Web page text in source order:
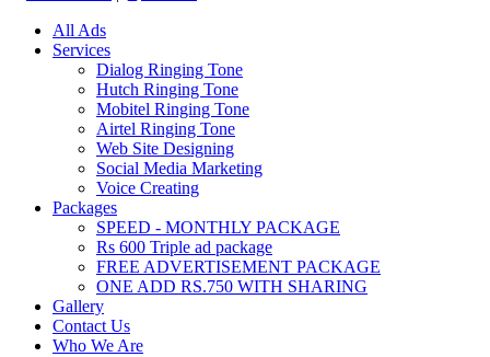
All Ads
Services
Dialog Ringing Tone
Hutch Ringing Tone
Mobitel Ringing Tone
Airtel Ringing Tone
Web Site Designing
Social Media Marketing
Voice Creating
Packages
SPEED - MONTHLY PACKAGE
Rs 600 Triple ad package
FREE ADVERTISEMENT PACKAGE
ONE ADD RS.750 WITH SHARING
Gallery
Contact Us
Who We Are